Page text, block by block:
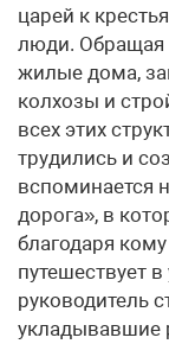
царей к
люди. Обращая
жилые дома,
колхозы и
всех этих
трудились и
вспоминается
дорога», в
благодаря
путешествует
руководитель
укладывавшие